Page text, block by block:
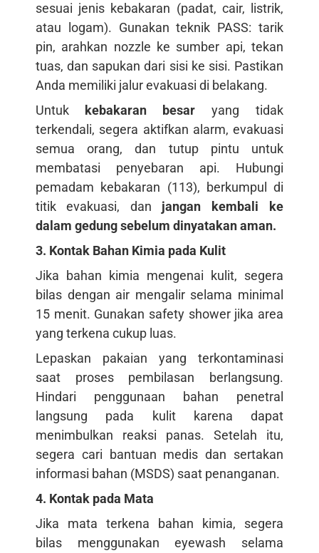
sesuai jenis kebakaran (padat, cair, listrik,
atau logam). Gunakan teknik PASS: tarik
pin, arahkan nozzle ke sumber api, tekan
tuas, dan sapukan dari sisi ke sisi. Pastikan
Anda memiliki jalur evakuasi di belakang.
Untuk kebakaran besar yang tidak
terkendali, segera aktifkan alarm, evakuasi
semua orang, dan tutup pintu untuk
membatasi penyebaran api. Hubungi
pemadam kebakaran (113), berkumpul di
titik evakuasi, dan jangan kembali ke
dalam gedung sebelum dinyatakan aman.
3. Kontak Bahan Kimia pada Kulit
Jika bahan kimia mengenai kulit, segera
bilas dengan air mengalir selama minimal
15 menit. Gunakan safety shower jika area
yang terkena cukup luas.
Lepaskan pakaian yang terkontaminasi
saat proses pembilasan berlangsung.
Hindari penggunaan bahan penetral
langsung pada kulit karena dapat
menimbulkan reaksi panas. Setelah itu,
segera cari bantuan medis dan sertakan
informasi bahan (MSDS) saat penanganan.
4. Kontak pada Mata
Jika mata terkena bahan kimia, segera
bilas menggunakan eyewash selama